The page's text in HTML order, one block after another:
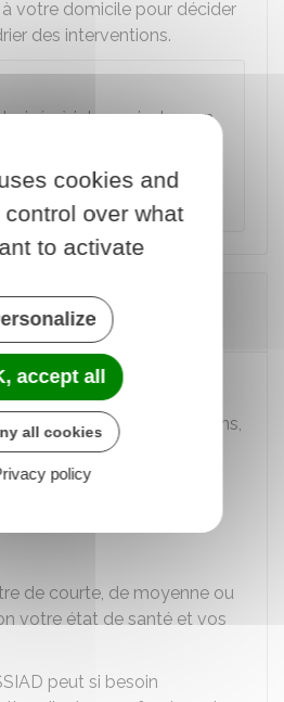
à votre domicile pour décider
des interventions.
à intervenir chez un
soyez mis sur liste
proposés avec un
être :
(pansement, injections,
médicaments...) et de
médicale,
pour la toilette et
de courte, de moyenne ou
votre état de santé et vos
peut si besoin
cookies and
over what
to activate
accept all
all cookies
policy